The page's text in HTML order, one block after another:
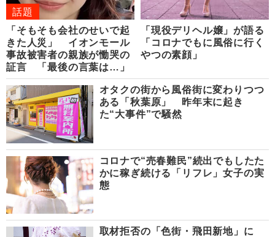
話題
「そもそも会社のせいで起
きた人災」 イオンモール
事故被害者の親族が慟哭の
証言 「最後の言葉は…」
「現役デリヘル嬢」が語る
「コロナでもに風俗に行く
やつの素顔」
オタクの街から風俗街に変わりつつ
ある「秋葉原」 昨年末に起き
た“大事件”で騒然
コロナで“売春難民”続出でもしたた
かに稼ぎ続ける「リフレ」女子の実
態
取材拒否の「色街・飛田新地」に